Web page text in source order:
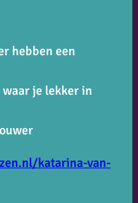
hebben een
je lekker in
katarina-van-